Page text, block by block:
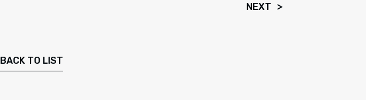
NEXT
BACK TO LIST